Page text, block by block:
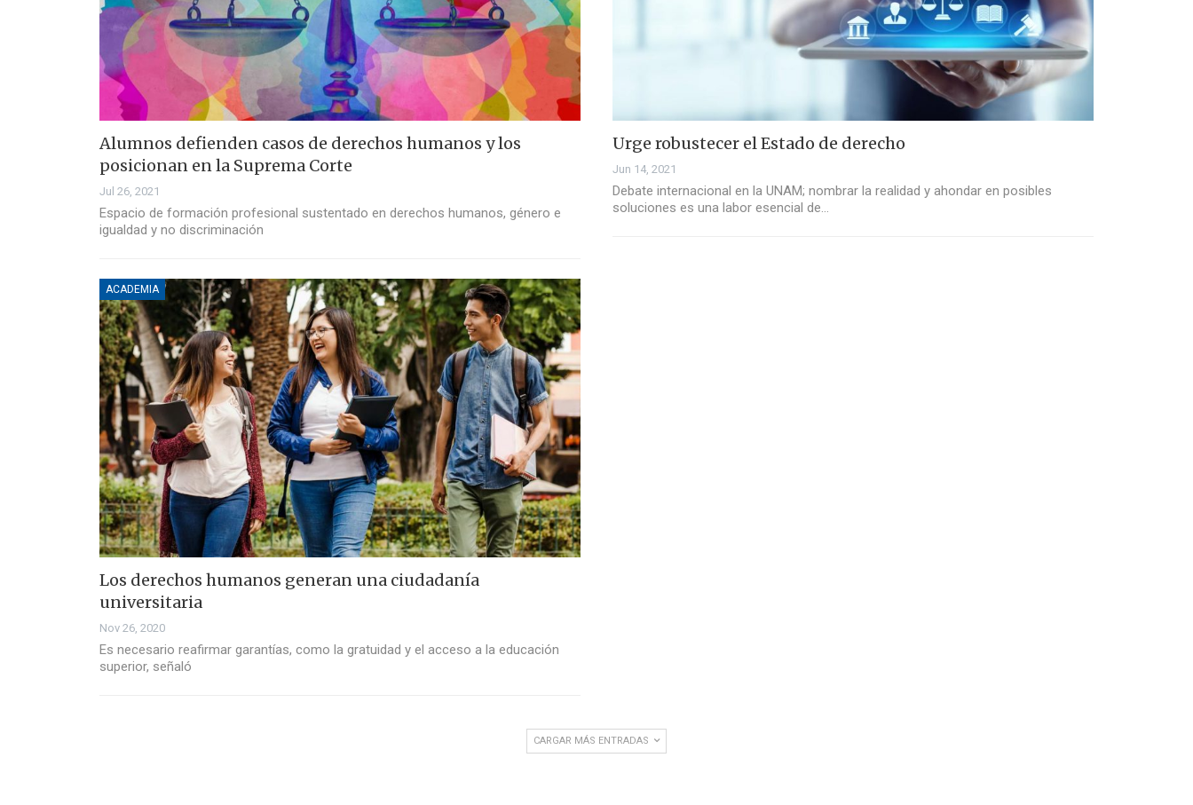
Alumnos defienden casos de derechos humanos y los
posicionan en la Suprema Corte
Jul 26, 2021
Espacio de formación profesional sustentado en derechos humanos, género e
igualdad y no discriminación
Urge robustecer el Estado de derecho
Jun 14, 2021
Debate internacional en la UNAM; nombrar la realidad y ahondar en posibles
soluciones es una labor esencial de…
ACADEMIA
Los derechos humanos generan una ciudadanía
universitaria
Nov 26, 2020
Es necesario reafirmar garantías, como la gratuidad y el acceso a la educación
superior, señaló
CARGAR MÁS ENTRADAS